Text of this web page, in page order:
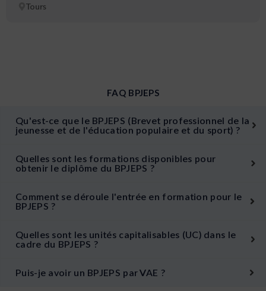
Tours
FAQ BPJEPS
Qu'est-ce que le BPJEPS (Brevet professionnel de la
jeunesse et de l'éducation populaire et du sport) ?
Quelles sont les formations disponibles pour
obtenir le diplôme du BPJEPS ?
Comment se déroule l'entrée en formation pour le
BPJEPS ?
Quelles sont les unités capitalisables (UC) dans le
cadre du BPJEPS ?
Puis-je avoir un BPJEPS par VAE ?